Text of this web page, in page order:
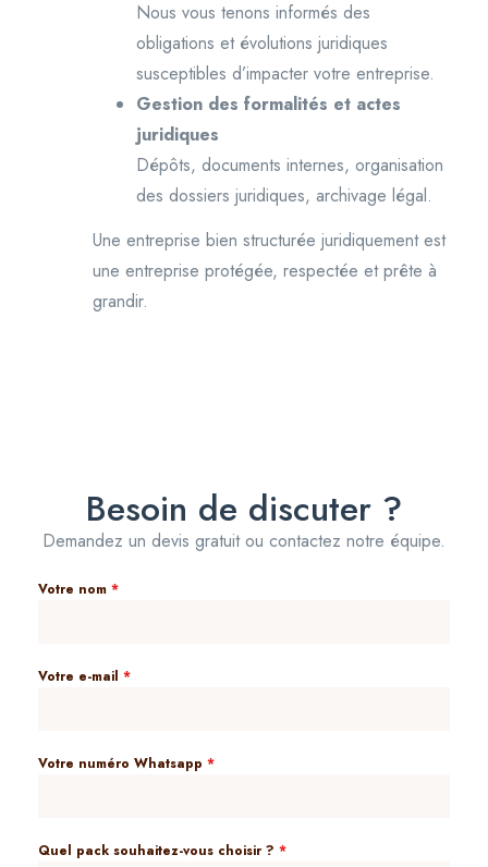
Nous vous tenons informés des
obligations et évolutions juridiques
susceptibles d’impacter votre entreprise.
Gestion des formalités et actes
juridiques
Dépôts, documents internes, organisation
des dossiers juridiques, archivage légal.
Une entreprise bien structurée juridiquement est
une entreprise protégée, respectée et prête à
grandir.
Besoin de discuter ?
Demandez un devis gratuit ou contactez notre équipe.
Votre nom *
Votre e-mail *
Votre numéro Whatsapp *
Quel pack souhaitez-vous choisir ? *